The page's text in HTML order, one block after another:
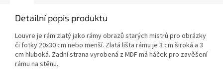
Detailní popis produktu
Louvre je rám zlatý jako rámy obrazů starých mistrů pro obrázky
či fotky 20x30 cm nebo menší. Zlatá lišta rámu je 3 cm široká a 3
cm hluboká. Zadní strana vyrobená z MDF má háček pro zavěšení
rámu na stěnu.